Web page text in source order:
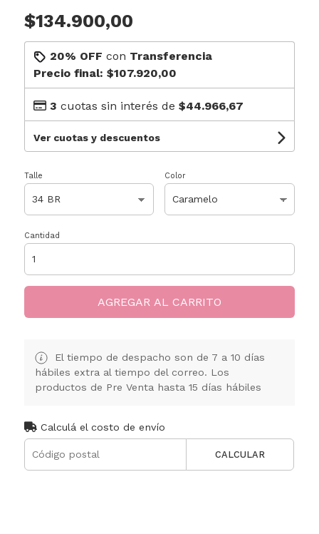
$134.900,00
20% OFF con Transferencia
Precio final: $107.920,00
3 cuotas sin interés de $44.966,67
Ver cuotas y descuentos
Talle Color
Cantidad
AGREGAR AL CARRITO
El tiempo de despacho son de 7 a 10 días
hábiles extra al tiempo del correo. Los
productos de Pre Venta hasta 15 días hábiles
Calculá el costo de envío
CALCULAR